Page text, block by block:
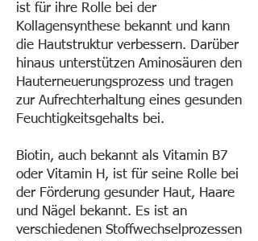
ist für ihre Rolle bei der
Kollagensynthese bekannt und kann
die Hautstruktur verbessern. Darüber
hinaus unterstützen Aminosäuren den
Hauterneuerungsprozess und tragen
zur Aufrechterhaltung eines gesunden
Feuchtigkeitsgehalts bei.
Biotin, auch bekannt als Vitamin B7
oder Vitamin H, ist für seine Rolle bei
der Förderung gesunder Haut, Haare
und Nägel bekannt. Es ist an
verschiedenen Stoffwechselprozessen